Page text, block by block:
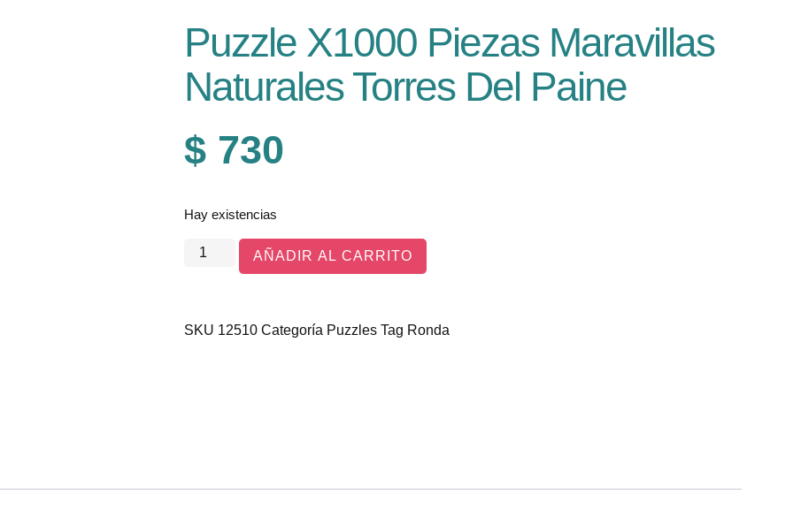
Puzzle X1000 Piezas Maravillas
Naturales Torres Del Paine
$ 730
Hay existencias
AÑADIR AL CARRITO
SKU 12510 Categoría Puzzles Tag Ronda